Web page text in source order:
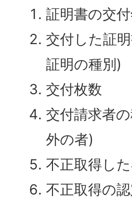
証明書の交
交付した証
証明の種別)
交付枚数
交付請求者
外の者)
不正取得し
不正取得の